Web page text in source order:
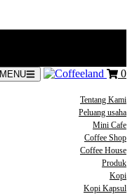
MENU 0
Tentang Kami
Peluang usaha
Mini Cafe
Coffee Shop
Coffee House
Produk
Kopi
Kopi Kapsul